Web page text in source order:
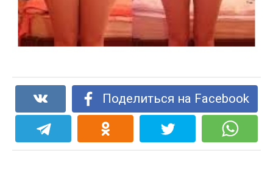
Поделиться на Facebook